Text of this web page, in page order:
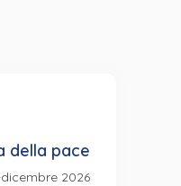
della pace
2026